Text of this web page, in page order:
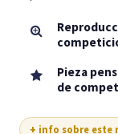
Pieza
de
+ info sobre este